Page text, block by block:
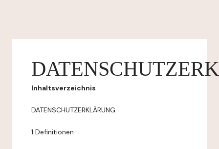
Inhaltsverzeichnis
DATENSCHUTZERKLÄRUNG
1 Definitionen